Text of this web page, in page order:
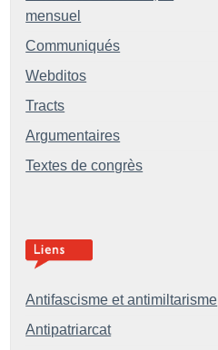
mensuel
Communiqués
Webditos
Tracts
Argumentaires
Textes de congrès
Antifascisme et antimiltarisme
Antipatriarcat